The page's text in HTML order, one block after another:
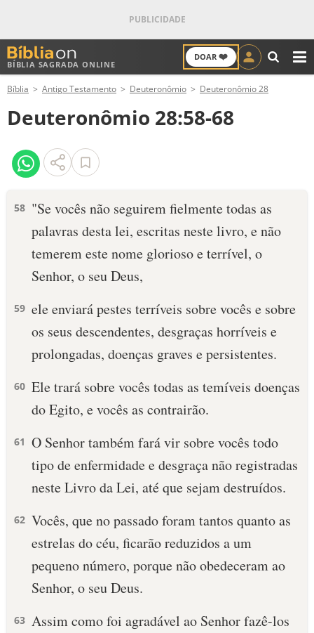
BÍBLIA SAGRADA ONLINE
DOAR ❤️
ANTIGO TESTAMENTO
NOVO TESTAMENTO
VERSÍCULOS
PALAVRA DO DIA
SALMO DO DIA
DEVOCIONAL DIÁRIO
10 MANDAMENTOS
ESBOÇOS DE PREGAÇÃO
TEMAS
PERGUNTE À BÍBLIA IA
TERMO BÍBLICO JOGOS
LOJA BÍBLIAON
Bíblia Antigo Testamento Deuteronômio Deuteronômio 28
Deuteronômio 28:58-68
58 "Se vocês não seguirem fielmente todas as
palavras desta lei, escritas neste livro, e não
temerem este nome glorioso e terrível, o
Senhor, o seu Deus,
59 ele enviará pestes terríveis sobre vocês e sobre
os seus descendentes, desgraças horríveis e
prolongadas, doenças graves e persistentes.
60 Ele trará sobre vocês todas as temíveis doenças
do Egito, e vocês as contrairão.
61 O Senhor também fará vir sobre vocês todo
tipo de enfermidade e desgraça não registradas
neste Livro da Lei, até que sejam destruídos.
62 Vocês, que no passado foram tantos quanto as
estrelas do céu, ficarão reduzidos a um
pequeno número, porque não obedeceram ao
Senhor, o seu Deus.
63 Assim como foi agradável ao Senhor fazê-los